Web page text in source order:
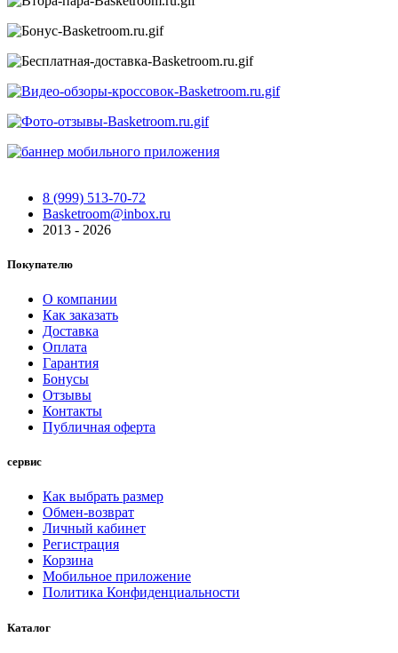
8 (999) 513-70-72
Basketroom@inbox.ru
2013 - 2026
Покупателю
О компании
Как заказать
Доставка
Оплата
Гарантия
Бонусы
Отзывы
Контакты
Публичная оферта
сервис
Как выбрать размер
Обмен-возврат
Личный кабинет
Регистрация
Корзина
Мобильное приложение
Политика Конфиденциальности
Каталог